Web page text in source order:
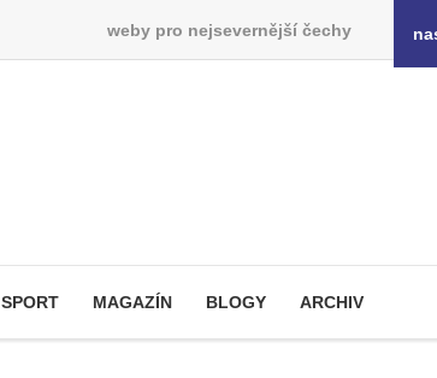
weby pro nejsevernější čechy
SPORT MAGAZÍN BLOGY ARCHIV